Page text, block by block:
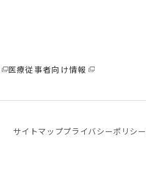
医療従事者向け情報
サイトマッププライバシーポリシー